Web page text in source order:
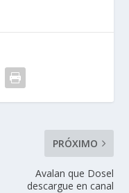
PRÓXIMO
Avalan que Dosel
descargue en canal